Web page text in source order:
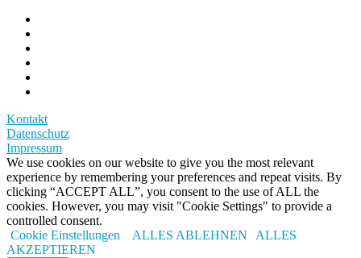
Kontakt
Datenschutz
Impressum
We use cookies on our website to give you the most relevant
experience by remembering your preferences and repeat visits. By
clicking “ACCEPT ALL”, you consent to the use of ALL the
cookies. However, you may visit "Cookie Settings" to provide a
controlled consent.
Cookie Einstellungen
ALLES ABLEHNEN
ALLES
AKZEPTIEREN